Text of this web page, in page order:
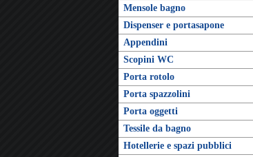
Mensole bagno
Dispenser e portasapone
Appendini
Scopini WC
Porta rotolo
Porta spazzolini
Porta oggetti
Tessile da bagno
Hotellerie e spazi pubblici